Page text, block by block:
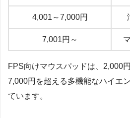
4,001～7,000円
7,001円～
FPS向けマウスパッドは、2,000
7,000円を超える多機能なハイエ
ています。